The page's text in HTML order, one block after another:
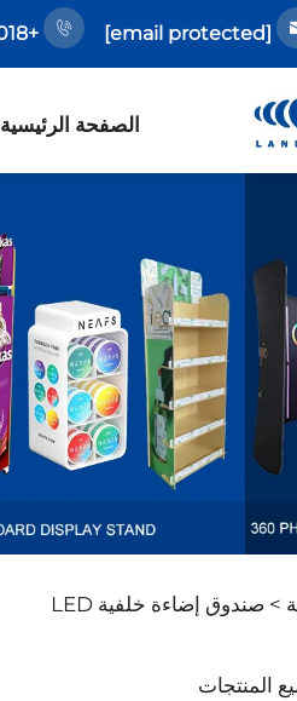
[email protected]
+86-18588703018
الصفحة الرئيسية
> صندوق إضاءة خلفية LED
المنتجات